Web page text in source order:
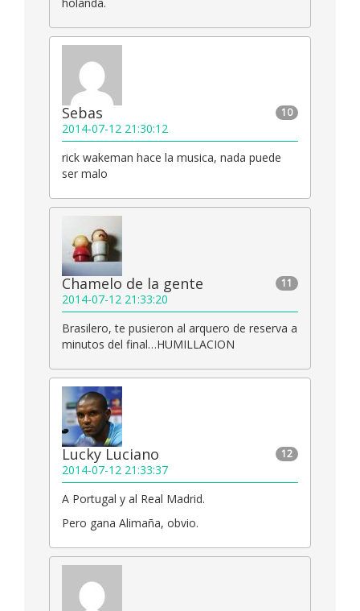
10
Sebas
2014-07-12 21:30:12
rick wakeman hace la musica, nada puede
ser malo
11
Chamelo de la gente
2014-07-12 21:33:20
Brasilero, te pusieron al arquero de reserva a
minutos del final…HUMILLACION
12
Lucky Luciano
2014-07-12 21:33:37
A Portugal y al Real Madrid.
Pero gana Alimaña, obvio.